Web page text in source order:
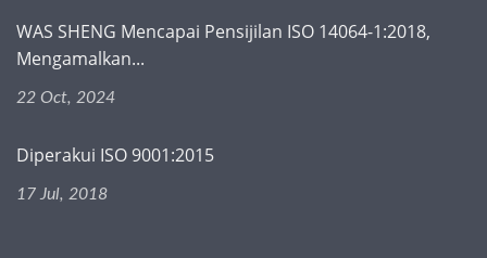
WAS SHENG Mencapai Pensijilan ISO 14064-1:2018,
Mengamalkan...
22 Oct, 2024
Diperakui ISO 9001:2015
17 Jul, 2018